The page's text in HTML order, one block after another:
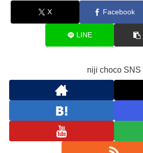
X Facebook
LINE
niji choco SNS